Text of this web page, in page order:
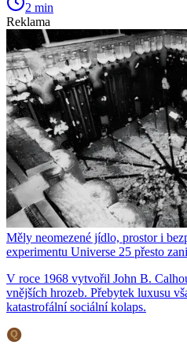
2 min
Reklama
Měly neomezené jídlo, prostor i
experimentu Universe 25 přesto
V roce 1968 vytvořil John B.
vnějších hrozeb. Přebytek luxusu
katastrofální sociální kolaps.